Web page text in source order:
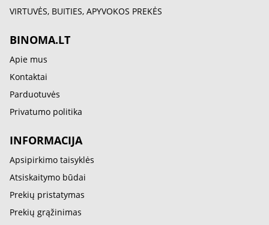
VIRTUVĖS, BUITIES, APYVOKOS PREKĖS
BINOMA.LT
Apie mus
Kontaktai
Parduotuvės
Privatumo politika
INFORMACIJA
Apsipirkimo taisyklės
Atsiskaitymo būdai
Prekių pristatymas
Prekių grąžinimas